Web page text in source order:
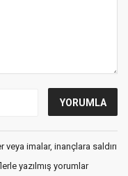
imalar, inançlara saldırı
yazılmış yorumlar